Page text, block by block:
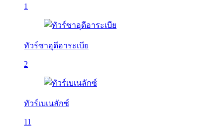
1
ทัวร์ซาอุดีอาระเบีย
2
ทัวร์เบเนลักซ์
11